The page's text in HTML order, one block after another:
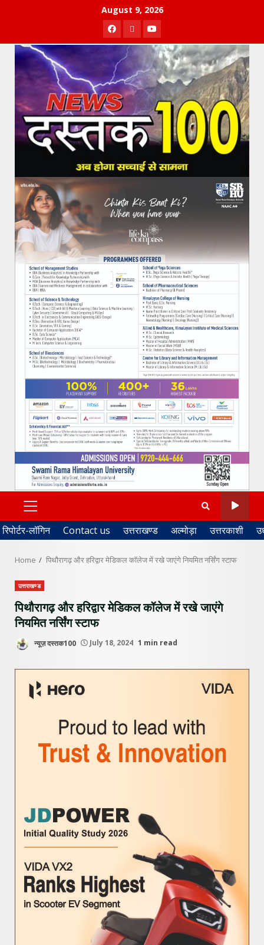
August 9, 2026
Facebook
TwitterYoutube
PRIMARY
MENU
रिपोर्टर-लॉगिन Contact us उत्तराखण्ड अल्मोड़ा उत्तरकाशी
Home पिथौरागढ़ और हरिद्वार मेडिकल कॉलेज में रखे जाएंगे नियमित नर्सिंग स्टाफ
उत्तराखण्ड
पिथौरागढ़ और हरिद्वार मेडिकल कॉलेज में रखे जाएंगे
नियमित नर्सिंग स्टाफ
न्यूज़ दस्तक100 July 18, 2024 1 min read